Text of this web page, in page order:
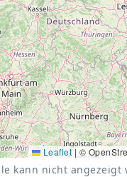
Leaflet | ©
kann nicht angezeigt